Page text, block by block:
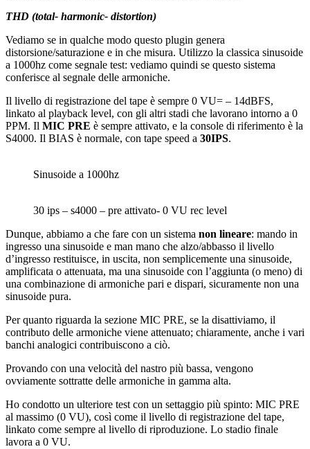
THD (total- harmonic- distortion)
Vediamo se in qualche modo questo plugin genera
distorsione/saturazione e in che misura. Utilizzo la classica sinusoide
a 1000hz come segnale test: vediamo quindi se questo sistema
conferisce al segnale delle armoniche.
Il livello di registrazione del tape è sempre 0 VU= – 14dBFS,
linkato al playback level, con gli altri stadi che lavorano intorno a 0
PPM. Il MIC PRE è sempre attivato, e la console di riferimento è la
S4000. Il BIAS è normale, con tape speed a 30IPS.
Sinusoide a 1000hz
30 ips – s4000 – pre attivato- 0 VU rec level
Dunque, abbiamo a che fare con un sistema non lineare: mando in
ingresso una sinusoide e man mano che alzo/abbasso il livello
d’ingresso restituisce, in uscita, non semplicemente una sinusoide,
amplificata o attenuata, ma una sinusoide con l’aggiunta (o meno) di
una combinazione di armoniche pari e dispari, sicuramente non una
sinusoide pura.
Per quanto riguarda la sezione MIC PRE, se la disattiviamo, il
contributo delle armoniche viene attenuato; chiaramente, anche i vari
banchi analogici contribuiscono a ciò.
Provando con una velocità del nastro più bassa, vengono
ovviamente sottratte delle armoniche in gamma alta.
Ho condotto un ulteriore test con un settaggio più spinto: MIC PRE
al massimo (0 VU), così come il livello di registrazione del tape,
linkato come sempre al livello di riproduzione. Lo stadio finale
lavora a 0 VU.